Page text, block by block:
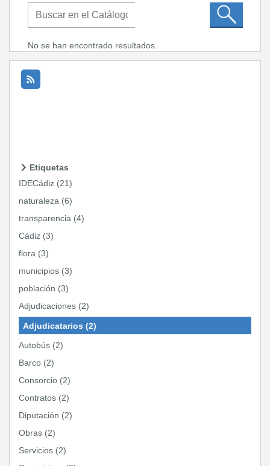
No se han encontrado resultados.
Etiquetas
IDECádiz (21)
naturaleza (6)
transparencia (4)
Cádiz (3)
flora (3)
municipios (3)
población (3)
Adjudicaciones (2)
Adjudicatarios (2)
Autobús (2)
Barco (2)
Consorcio (2)
Contratos (2)
Diputación (2)
Obras (2)
Servicios (2)